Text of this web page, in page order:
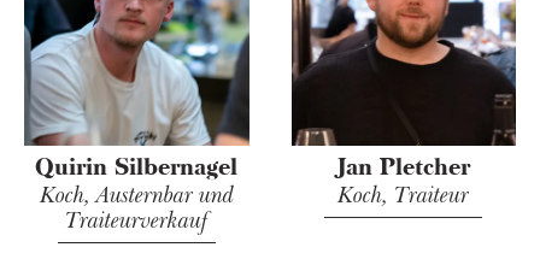
Quirin Silbernagel
Koch, Austernbar und
Traiteurverkauf
Jan Pletcher
Koch, Traiteur